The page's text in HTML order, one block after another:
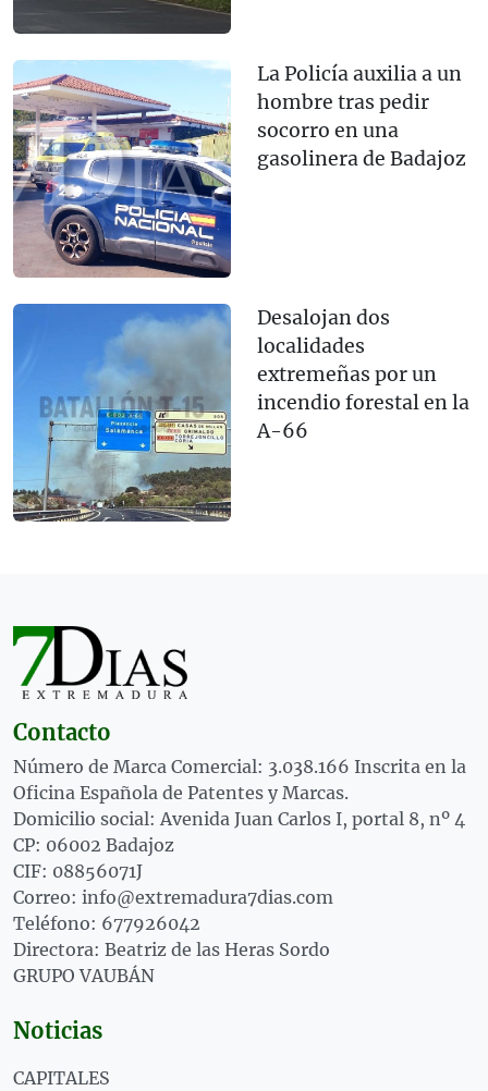
La Policía auxilia a un
hombre tras pedir
socorro en una
gasolinera de Badajoz
Desalojan dos
localidades
extremeñas por un
incendio forestal en la
A-66
Contacto
Número de Marca Comercial: 3.038.166 Inscrita en la
Oficina Española de Patentes y Marcas.
Domicilio social: Avenida Juan Carlos I, portal 8, nº 4
CP: 06002 Badajoz
CIF: 08856071J
Correo: info@extremadura7dias.com
Teléfono: 677926042
Directora: Beatriz de las Heras Sordo
GRUPO VAUBÁN
Noticias
CAPITALES